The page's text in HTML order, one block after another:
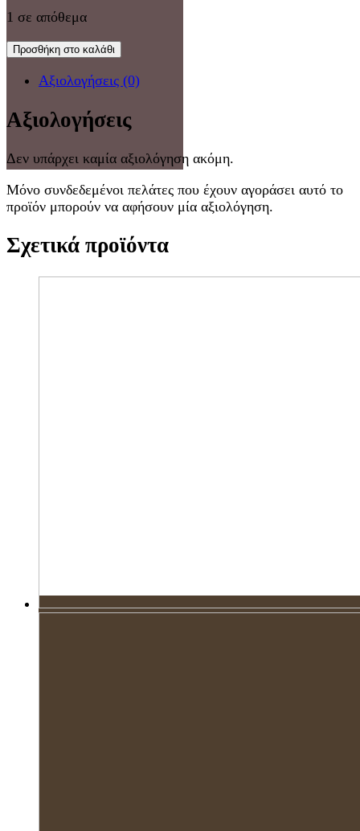
1 σε απόθεμα
Προσθήκη στο καλάθι
Αξιολογήσεις (0)
Αξιολογήσεις
Δεν υπάρχει καμία αξιολόγηση ακόμη.
Μόνο συνδεδεμένοι πελάτες που έχουν αγοράσει αυτό το
προϊόν μπορούν να αφήσουν μία αξιολόγηση.
Σχετικά προϊόντα